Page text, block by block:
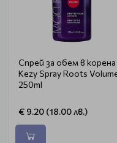
Спрей за обем в корена
Kezy Spray Roots
250ml
€ 9.20 (18.00 лв.)